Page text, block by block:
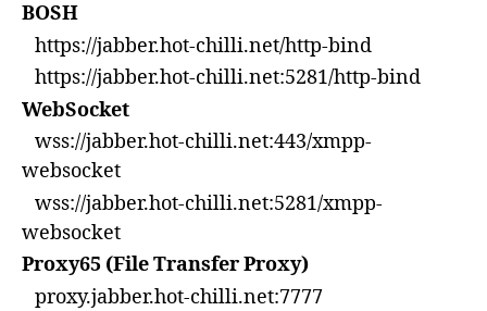
BOSH
https://jabber.hot-chilli.net/http-bind
https://jabber.hot-chilli.net:5281/http-bind
WebSocket
wss://jabber.hot-chilli.net:443/xmpp-
websocket
wss://jabber.hot-chilli.net:5281/xmpp-
websocket
Proxy65 (File Transfer Proxy)
proxy.jabber.hot-chilli.net:7777